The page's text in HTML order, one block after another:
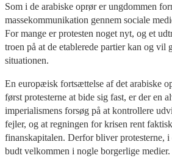
Som i de arabiske oprør er ungdommen
massekommunikation gennem sociale
For mange er protesten noget nyt, og et
troen på at de etablerede partier kan og vil
situationen.
En europæisk fortsættelse af det arabiske
først protesterne at bide sig fast, er der en
imperialismens forsøg på at kontrollere
fejler, og at regningen for krisen rent
finanskapitalen. Derfor bliver protesterne, i
budt velkommen i nogle borgerlige medier.